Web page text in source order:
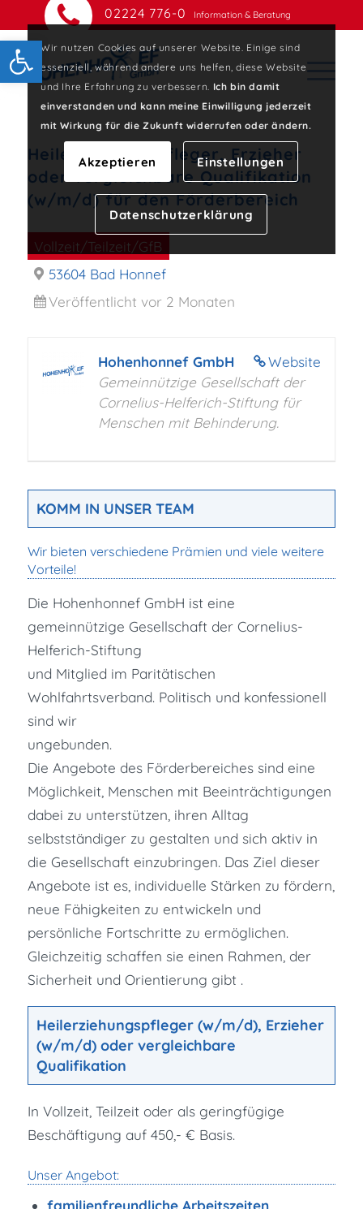
Open toolbar
02224 776-0 Information & Beratung
Heilerziehungspfleger, Erzieher
oder vergleichbare Qualifikation
(w/m/d) für den Förderbereich
Vollzeit/Teilzeit/GfB
53604 Bad Honnef
Veröffentlicht vor 2 Monaten
Website
Hohenhonnef GmbH
Gemeinnützige Gesellschaft der
Cornelius-Helferich-Stiftung für
Menschen mit Behinderung.
KOMM IN UNSER TEAM
Wir bieten verschiedene Prämien und viele weitere
Vorteile!
Die Hohenhonnef GmbH ist eine
gemeinnützige Gesellschaft der Cornelius-
Helferich-Stiftung
und Mitglied im Paritätischen
Wohlfahrtsverband. Politisch und konfessionell
sind wir
ungebunden.
Die Angebote des Förderbereiches sind eine
Möglichkeit, Menschen mit Beeinträchtigungen
dabei zu unterstützen, ihren Alltag
selbstständiger zu gestalten und sich aktiv in
die Gesellschaft einzubringen. Das Ziel dieser
Angebote ist es, individuelle Stärken zu fördern,
neue Fähigkeiten zu entwickeln und
persönliche Fortschritte zu ermöglichen.
Gleichzeitig schaffen sie einen Rahmen, der
Sicherheit und Orientierung gibt .
Heilerziehungspfleger (w/m/d), Erzieher
(w/m/d) oder vergleichbare
Qualifikation
In Vollzeit, Teilzeit oder als geringfügige
Beschäftigung auf 450,- € Basis.
Unser Angebot:
familienfreundliche Arbeitszeiten
Wir nutzen Cookies auf unserer Website. Einige sind
essenziell, während andere uns helfen, diese Website
und Ihre Erfahrung zu verbessern. Ich bin damit
einverstanden und kann meine Einwilligung jederzeit
mit Wirkung für die Zukunft widerrufen oder ändern.
Akzeptieren Einstellungen
Datenschutzerklärung